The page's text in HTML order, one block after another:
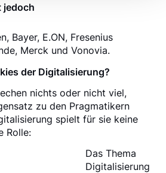
jedoch
Bayer, E.ON, Fresenius
Merck und Vonovia.
der Digitalisierung?
nichts oder nicht viel,
zu den Pragmatikern
spielt für sie keine
Rolle:
Das Thema
Digitalisierung